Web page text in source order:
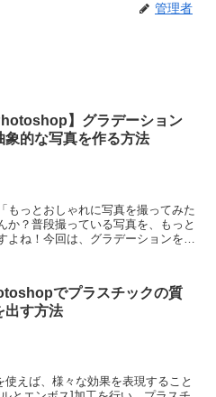
管理者
】グラデーション
象的な写真を作る方法
もっとおしゃれに写真を撮ってみた
か？普段撮っている写真を、もっと
よね！今回は、グラデーションを使
でプラスチックの質
出す方法
えば、様々な効果を表現すること